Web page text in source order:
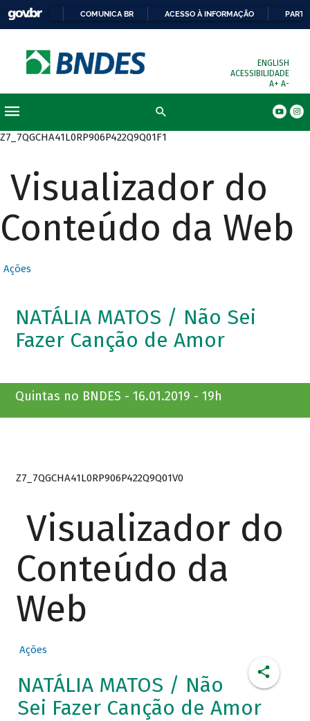
COMUNICA BR ACESSO À INFORMAÇÃO
ENGLISH
ACESSIBILIDADE
A+ A-
Z7_7QGCHA41L0RP906P422Q9Q01F1
Visualizador do
Conteúdo da Web
Ações
NATÁLIA MATOS / Não Sei
Fazer Canção de Amor
Quintas no BNDES - 16.01.2019 - 19h
Z7_7QGCHA41L0RP906P422Q9Q01V0
Visualizador do
Conteúdo da
Web
Ações
NATÁLIA MATOS / Não
Sei Fazer Canção de Amor